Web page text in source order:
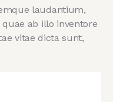
laudantium,
ab illo inventore
vitae dicta sunt,